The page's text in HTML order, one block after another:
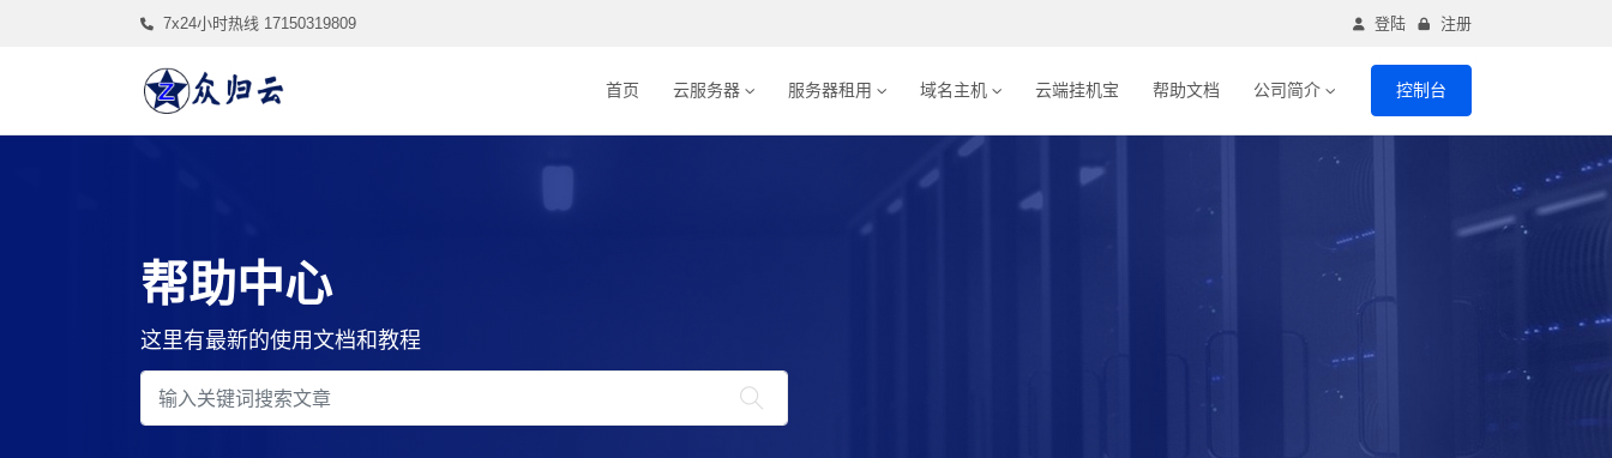
7x24小时热线 17150319809 登陆 注册
首页 云服务器 服务器租用 域名主机 云端挂机宝 帮助文档 公司简介 控制台
帮助中心
这里有最新的使用文档和教程